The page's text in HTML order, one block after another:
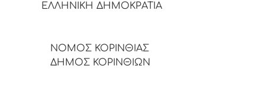
ΕΛΛΗΝΙΚΗ
ΝΟΜΟΣ ΚΟΡΙΝΘΙΑΣ
ΔΗΜΟΣ ΚΟΡΙΝΘΙΩΝ